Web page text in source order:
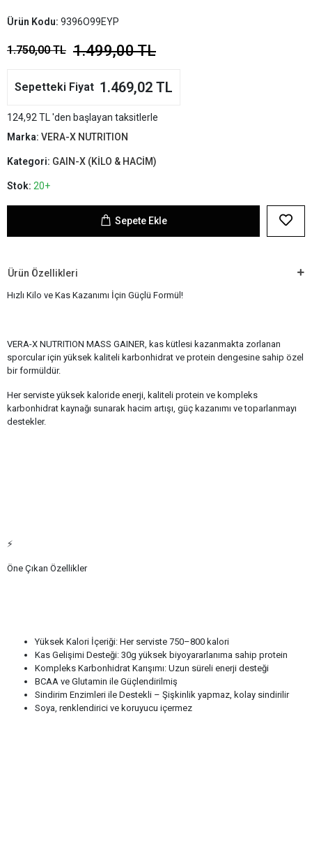
Ürün Kodu: 9396O99EYP
1.750,00 TL 1.499,00 TL
Sepetteki Fiyat 1.469,02 TL
124,92 TL 'den başlayan taksitlerle
Marka: VERA-X NUTRITION
Kategori: GAIN-X (KİLO & HACİM)
Stok: 20+
Sepete Ekle
Ürün Özellikleri
Hızlı Kilo ve Kas Kazanımı İçin Güçlü Formül!
VERA-X NUTRITION MASS GAINER, kas kütlesi kazanmakta zorlanan
sporcular için yüksek kaliteli karbonhidrat ve protein dengesine sahip özel
bir formüldür.
Her serviste yüksek kaloride enerji, kaliteli protein ve kompleks
karbonhidrat kaynağı sunarak hacim artışı, güç kazanımı ve toparlanmayı
destekler.
⚡
Öne Çıkan Özellikler
Yüksek Kalori İçeriği: Her serviste 750–800 kalori
Kas Gelişimi Desteği: 30g yüksek biyoyararlanıma sahip protein
Kompleks Karbonhidrat Karışımı: Uzun süreli enerji desteği
BCAA ve Glutamin ile Güçlendirilmiş
Sindirim Enzimleri ile Destekli – Şişkinlik yapmaz, kolay sindirilir
Soya, renklendirici ve koruyucu içermez